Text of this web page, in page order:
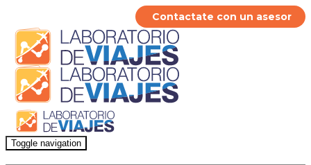
Contactate con un asesor
Toggle navigation